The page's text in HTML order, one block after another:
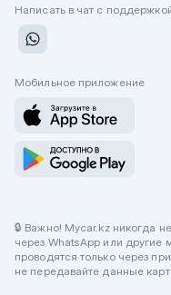
Написать в чат с
Мобильное приложение
🔒 Важно! Mycar.kz никогда
через WhatsApp или
проводятся только через
не передавайте данные